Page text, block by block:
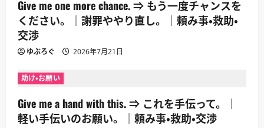
Give me one more chance. ⇒ もう一度チャンスを
ください。｜謝罪ややり直し。｜頼み事・救助・
交渉
ゆぶろぐ 2026年7月21日
助け・お願い
Give me a hand with this. ⇒ これを手伝って。｜
軽い手伝いのお願い。｜頼み事・救助・交渉